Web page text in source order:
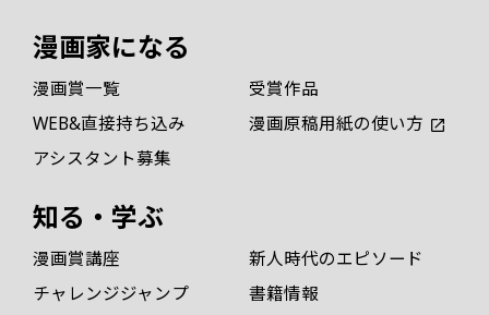
漫画家になる
漫画賞一覧
受賞作品
WEB&直接持ち込み
漫画原稿用紙の使い方
アシスタント募集
知る・学ぶ
漫画賞講座
新人時代のエピソード
チャレンジジャンプ
書籍情報